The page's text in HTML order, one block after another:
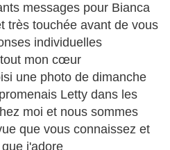
messages pour Bianca
très touchée avant de vous
individuelles
mon cœur
une photo de dimanche
Letty dans les
moi et nous sommes
que vous connaissez et
j'adore